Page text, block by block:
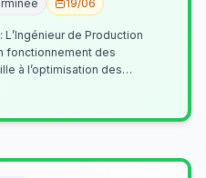
19/06
L’Ingénieur de Production
fonctionnement des
à l’optimisation des